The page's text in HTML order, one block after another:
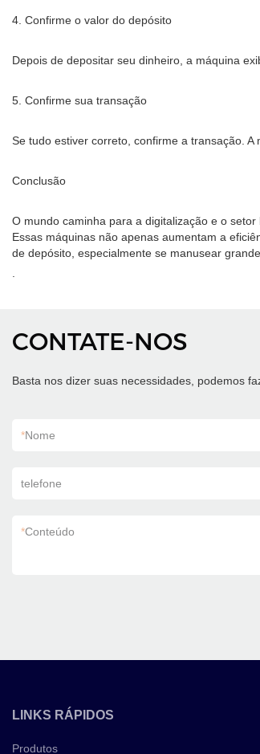
4. Confirme o valor do depósito
Depois de depositar seu dinheiro, a máquina
5. Confirme sua transação
Se tudo estiver correto, confirme a transação.
Conclusão
O mundo caminha para a digitalização e o
Essas máquinas não apenas aumentam a
de depósito, especialmente se manusear
CONTATE-NOS
Basta nos dizer suas necessidades, podemos
*Nome
telefone
*Conteúdo
LINKS RÁPIDOS
Produtos